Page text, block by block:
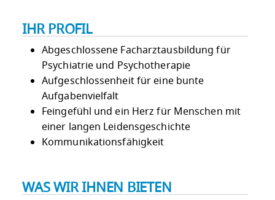
IHR PROFIL
Abgeschlossene Facharztausbildung für
Psychiatrie und Psychotherapie
Aufgeschlossenheit für eine bunte
Aufgabenvielfalt
Feingefühl und ein Herz für Menschen mit
einer langen Leidensgeschichte
Kommunikationsfähigkeit
WAS WIR IHNEN BIETEN